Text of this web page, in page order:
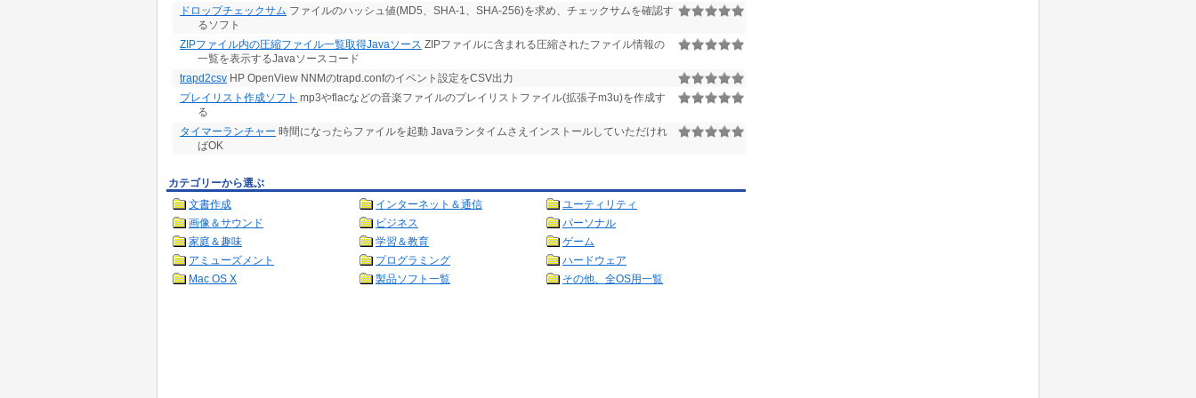
ドロップチェックサム ファイルのハッシュ値(MD5、SHA-1、SHA-256)を求め、チェックサムを確認す
るソフト
ZIPファイル内の圧縮ファイル一覧取得Javaソース ZIPファイルに含まれる圧縮されたファイル情報の
一覧を表示するJavaソースコード
trapd2csv HP OpenView NNMのtrapd.confのイベント設定をCSV出力
プレイリスト作成ソフト mp3やflacなどの音楽ファイルのプレイリストファイル(拡張子m3u)を作成す
る
タイマーランチャー 時間になったらファイルを起動 Javaランタイムさえインストールしていただけれ
ばOK
カテゴリーから選ぶ
文書作成
インターネット＆通信
ユーティリティ
画像＆サウンド
ビジネス
パーソナル
家庭＆趣味
学習＆教育
ゲーム
アミューズメント
プログラミング
ハードウェア
Mac OS X
製品ソフト一覧 その他、全OS用一覧